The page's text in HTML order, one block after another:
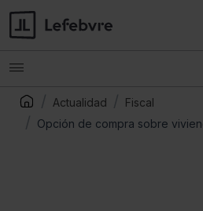
Actualidad
Fiscal
Opción de compra sobre